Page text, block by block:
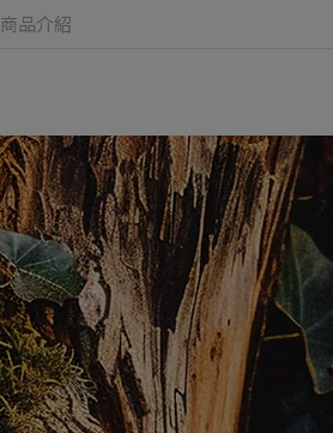
商品介紹